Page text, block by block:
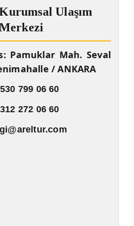
Ulaşım
Pamuklar Mah. Seval
/ ANKARA
799 06 60
272 06 60